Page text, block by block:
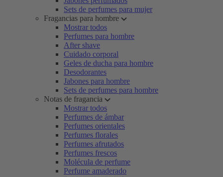
Sets de perfumes para mujer
Fragancias para hombre
Mostrar todos
Perfumes para hombre
After shave
Cuidado corporal
Geles de ducha para hombre
Desodorantes
Jabones para hombre
Sets de perfumes para hombre
Notas de fragancia
Mostrar todos
Perfumes de ámbar
Perfumes orientales
Perfumes florales
Perfumes afrutados
Perfumes frescos
Molécula de perfume
Perfume amaderado